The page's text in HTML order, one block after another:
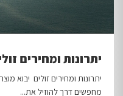
יתרונות ומחירים
יתרונות ומחירים זולים יבוא
מחפשים דרך להוזיל את...